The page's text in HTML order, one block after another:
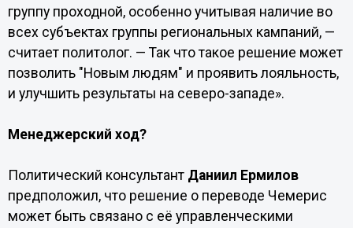
группу проходной, особенно учитывая наличие во
всех субъектах группы региональных кампаний, —
считает политолог. — Так что такое решение может
позволить "Новым людям" и проявить лояльность,
и улучшить результаты на северо-западе».
Менеджерский ход?
Политический консультант Даниил Ермилов
предположил, что решение о переводе Чемерис
может быть связано с её управленческими